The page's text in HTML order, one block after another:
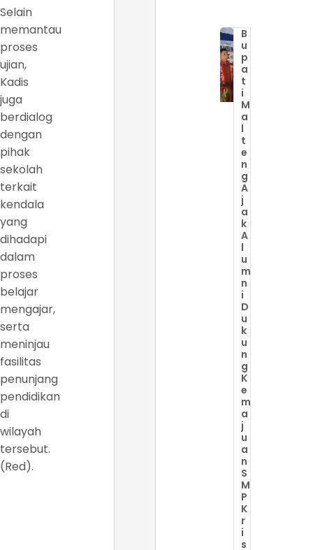
Selain
memantau
proses
ujian,
Kadis
juga
berdialog
dengan
pihak
sekolah
terkait
kendala
yang
dihadapi
dalam
proses
belajar
mengajar,
serta
meninjau
fasilitas
penunjang
pendidikan
di
wilayah
tersebut.
(Red).
B
u
p
a
t
i
M
a
l
t
e
n
g
A
j
a
k
A
l
u
m
n
i
D
u
k
u
n
g
K
e
m
a
j
u
a
n
S
M
P
K
r
i
s